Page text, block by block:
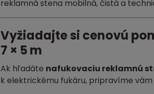
reklamná stena mobilná, čistá a
Vyžiadajte si cenovú
7 × 5 m
Ak hľadáte nafukovaciu reklamnú
k elektrickému fukáru, pripravíme